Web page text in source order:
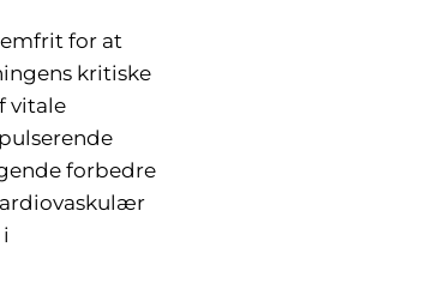
for at
kritiske
vitale
forbedre